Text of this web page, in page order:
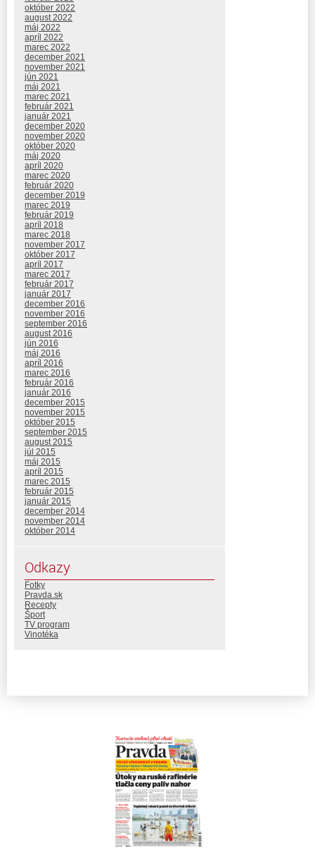
október 2022
august 2022
máj 2022
apríl 2022
marec 2022
december 2021
november 2021
jún 2021
máj 2021
marec 2021
február 2021
január 2021
december 2020
november 2020
október 2020
máj 2020
apríl 2020
marec 2020
február 2020
december 2019
marec 2019
február 2019
apríl 2018
marec 2018
november 2017
október 2017
apríl 2017
marec 2017
február 2017
január 2017
december 2016
november 2016
september 2016
august 2016
jún 2016
máj 2016
apríl 2016
marec 2016
február 2016
január 2016
december 2015
november 2015
október 2015
september 2015
august 2015
júl 2015
máj 2015
apríl 2015
marec 2015
február 2015
január 2015
december 2014
november 2014
október 2014
Odkazy
Fotky
Pravda.sk
Recepty
Šport
TV program
Vinotéka